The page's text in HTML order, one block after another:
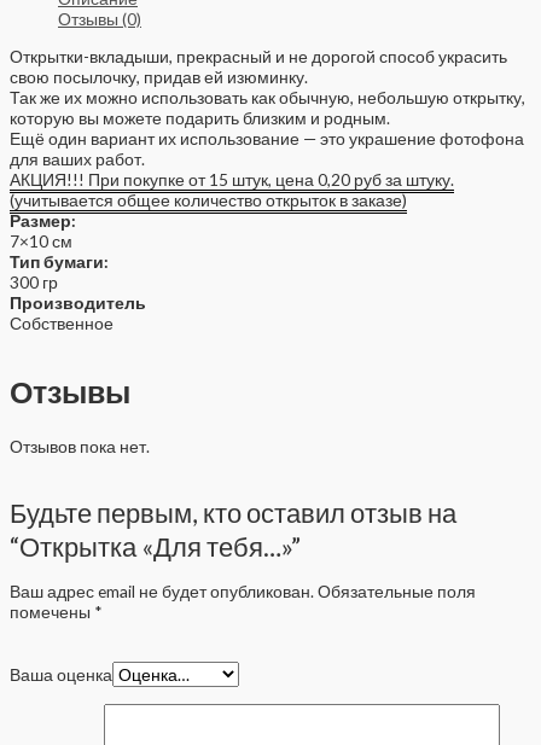
Отзывы (0)
Открытки-вкладыши, прекрасный и не дорогой способ украсить
свою посылочку, придав ей изюминку.
Так же их можно использовать как обычную, небольшую открытку,
которую вы можете подарить близким и родным.
Ещё один вариант их использование — это украшение фотофона
для ваших работ.
АКЦИЯ!!! При покупке от 15 штук, цена 0,20 руб за штуку.
(учитывается общее количество открыток в заказе)
Размер:
7×10 см
Тип бумаги:
300 гр
Производитель
Собственное
Отзывы
Отзывов пока нет.
Будьте первым, кто оставил отзыв на
“Открытка «Для тебя…»”
Ваш адрес email не будет опубликован. Обязательные поля
помечены *
Ваша оценка